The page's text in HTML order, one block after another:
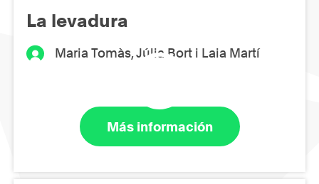
La levadura
Maria Tomàs, Júlia Bort i Laia Martí
Más información